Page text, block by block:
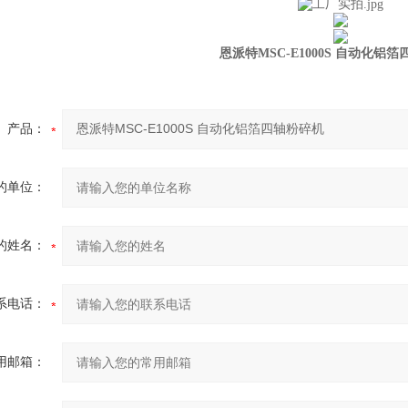
恩派特MSC-E1000S 自动化铝箔
产品：
单位：
姓名：
电话：
邮箱：